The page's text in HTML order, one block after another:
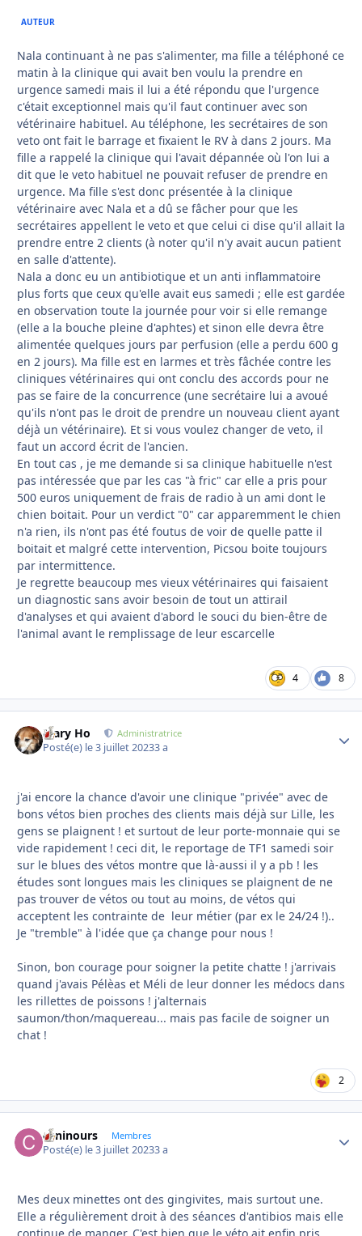
AUTEUR
Nala continuant à ne pas s'alimenter, ma fille a téléphoné ce
matin à la clinique qui avait ben voulu la prendre en
urgence samedi mais il lui a été répondu que l'urgence
c'était exceptionnel mais qu'il faut continuer avec son
vétérinaire habituel. Au téléphone, les secrétaires de son
veto ont fait le barrage et fixaient le RV à dans 2 jours. Ma
fille a rappelé la clinique qui l'avait dépannée où l'on lui a
dit que le veto habituel ne pouvait refuser de prendre en
urgence. Ma fille s'est donc présentée à la clinique
vétérinaire avec Nala et a dû se fâcher pour que les
secrétaires appellent le veto et que celui ci dise qu'il allait la
prendre entre 2 clients (à noter qu'il n'y avait aucun patient
en salle d'attente).
Nala a donc eu un antibiotique et un anti inflammatoire
plus forts que ceux qu'elle avait eus samedi ; elle est gardée
en observation toute la journée pour voir si elle remange
(elle a la bouche pleine d'aphtes) et sinon elle devra être
alimentée quelques jours par perfusion (elle a perdu 600 g
en 2 jours). Ma fille est en larmes et très fâchée contre les
cliniques vétérinaires qui ont conclu des accords pour ne
pas se faire de la concurrence (une secrétaire lui a avoué
qu'ils n'ont pas le droit de prendre un nouveau client ayant
déjà un vétérinaire). Et si vous voulez changer de veto, il
faut un accord écrit de l'ancien.
En tout cas , je me demande si sa clinique habituelle n'est
pas intéressée que par les cas "à fric" car elle a pris pour
500 euros uniquement de frais de radio à un ami dont le
chien boitait. Pour un verdict "0" car apparemment le chien
n'a rien, ils n'ont pas été foutus de voir de quelle patte il
boitait et malgré cette intervention, Picsou boite toujours
par intermittence.
Je regrette beaucoup mes vieux vétérinaires qui faisaient
un diagnostic sans avoir besoin de tout un attirail
d'analyses et qui avaient d'abord le souci du bien-être de
l'animal avant le remplissage de leur escarcelle
4 8
Mary Ho Administratrice
Posté(e) le 3 juillet 20233 a
j'ai encore la chance d'avoir une clinique "privée" avec de
bons vétos bien proches des clients mais déjà sur Lille, les
gens se plaignent ! et surtout de leur porte-monnaie qui se
vide rapidement ! ceci dit, le reportage de TF1 samedi soir
sur le blues des vétos montre que là-aussi il y a pb ! les
études sont longues mais les cliniques se plaignent de ne
pas trouver de vétos ou tout au moins, de vétos qui
acceptent les contrainte de leur métier (par ex le 24/24 !)..
Je "tremble" à l'idée que ça change pour nous !
Sinon, bon courage pour soigner la petite chatte ! j'arrivais
quand j'avais Pélèas et Méli de leur donner les médocs dans
les rillettes de poissons ! j'alternais
saumon/thon/maquereau... mais pas facile de soigner un
chat !
2
caninours Membres
Posté(e) le 3 juillet 20233 a
Mes deux minettes ont des gingivites, mais surtout une.
Elle a régulièrement droit à des séances d'antibios mais elle